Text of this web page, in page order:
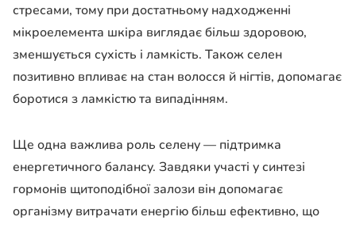
стресами, тому при достатньому надходженні
мікроелемента шкіра виглядає більш здоровою,
зменшується сухість і ламкість. Також селен
позитивно впливає на стан волосся й нігтів, допомагає
боротися з ламкістю та випадінням.
Ще одна важлива роль селену — підтримка
енергетичного балансу. Завдяки участі у синтезі
гормонів щитоподібної залози він допомагає
організму витрачати енергію більш ефективно, що